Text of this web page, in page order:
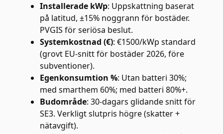
Installerade kWp: Uppskattning baserat
på latitud, ±15% noggrann för bostäder.
PVGIS för seriösa beslut.
Systemkostnad (€): €1500/kWp standard
(grovt EU-snitt för bostäder 2026, före
subventioner).
Egenkonsumtion %: Utan batteri 30%;
med smarthem 60%; med batteri 80%+.
Budområde: 30-dagars glidande snitt för
SE3. Verkligt slutpris högre (skatter +
nätavgift).